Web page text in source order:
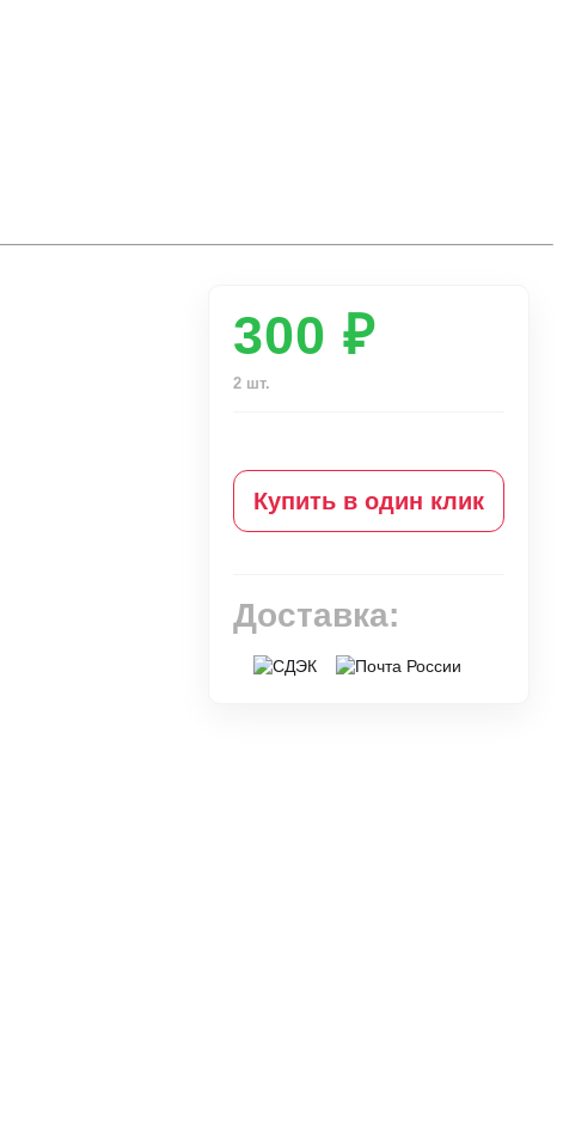
300 ₽
2 шт.
Купить в один клик
Доставка: